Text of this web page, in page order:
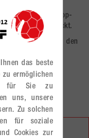
hinten und als "Top-
Talent in ihm steckt.
dass er gegen den
zurückstecken
eins den
das beste
zu ermöglichen
für Sie zu
uns, unsere
Zu solchen
für soziale
Cookies zur